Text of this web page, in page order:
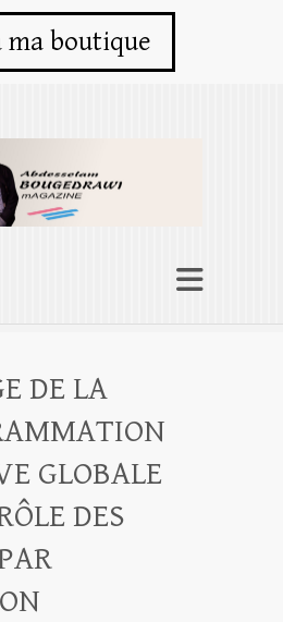
ma boutique
DE LA
GLOBALE
DES